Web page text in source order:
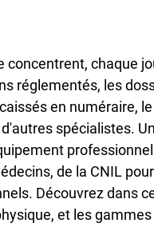
concentrent, chaque
réglementés, les
en numéraire, le
spécialistes. Un
professionnel
de la CNIL
Découvrez dans
et les gammes